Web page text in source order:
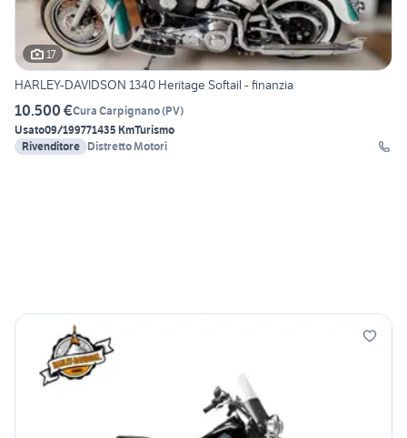
17
HARLEY-DAVIDSON 1340 Heritage Softail - finanzia
10.500 €Cura Carpignano(PV)
Usato09/199771435 KmTurismo
Rivenditore Distretto Motori